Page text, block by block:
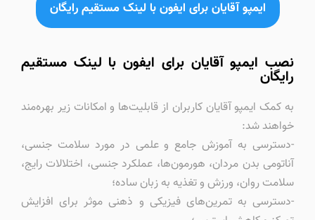
ایمپو آقایان برای ایفون با لینک مستقیم رایگان
نصب ایمپو آقایان برای ایفون با لینک مستقیم
رایگان
به کمک ایمپو آقایان کاربران از قابلیت‌ها و امکانات زیر بهره‌مند
خواهند شد:
-دسترسی به آموزش جامع و علمی در مورد سلامت جنسی،
آناتومی بدن مردان، هورمون‌ها، عملکرد جنسی، اختلالات رایج،
سلامت روان، ورزش و تغذیه به زبان ساده؛
-دسترسی به تمرین‌های فیزیکی و ذهنی موثر برای افزایش